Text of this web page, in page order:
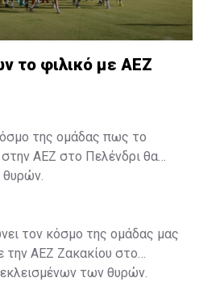
το φιλικό με ΑΕΖ
της ομάδας πως το
ΑΕΖ στο Πελένδρι θα
θυρών.
τον κόσμο της ομάδας μας
την ΑΕΖ Ζακακίου στο
των θυρών.